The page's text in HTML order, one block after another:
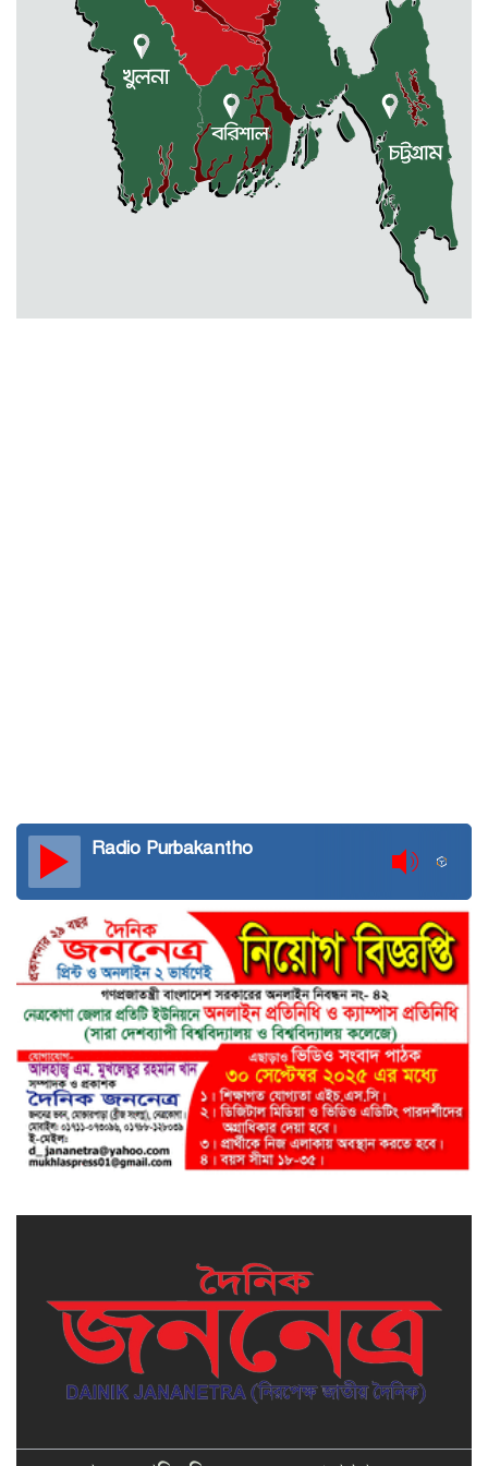
নেত্রকোণায় মেরিট কেয়ার
অর্গানাইজেশনের উদ্যোগে ফ্রি মেডিক্যাল
ক্যাম্প অনুষ্ঠিত
মোহনগঞ্জ স্বাস্থ্য কমপ্লেক্সের ১২ জন
ডাক্তারকে কৈফিয়ত তলব
বারহাট্টায় ৪৫টি ভারতীয় টায়ার জব্দ,
Radio Purbakantho